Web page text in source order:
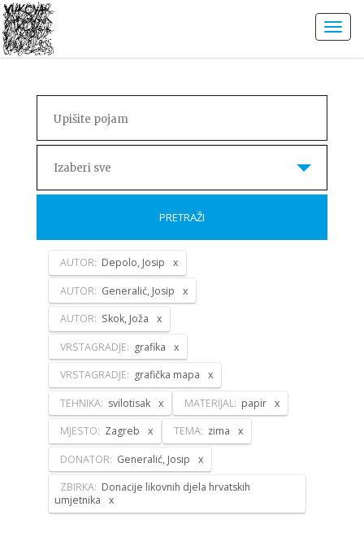
Izaberi sve
PRETRAŽI
AUTOR: Depolo, Josip
AUTOR: Generalić, Josip
AUTOR: Skok, Joža
VRSTAGRADJE: grafika
VRSTAGRADJE: grafička mapa
TEHNIKA: svilotisak MATERIJAL: papir
MJESTO: Zagreb TEMA: zima
DONATOR: Generalić, Josip
ZBIRKA: Donacije likovnih djela hrvatskih
umjetnika